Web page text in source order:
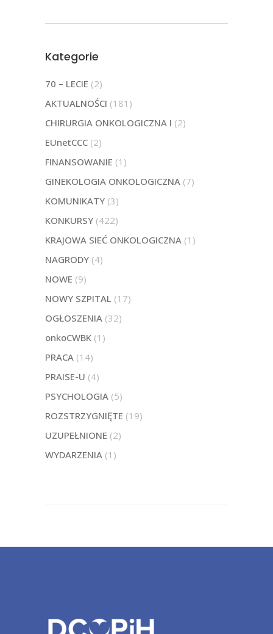
Kategorie
70 – LECIE (2)
AKTUALNOŚCI (181)
CHIRURGIA ONKOLOGICZNA I (2)
EUnetCCC (2)
FINANSOWANIE (1)
GINEKOLOGIA ONKOLOGICZNA (7)
KOMUNIKATY (3)
KONKURSY (422)
KRAJOWA SIEĆ ONKOLOGICZNA (1)
NAGRODY (4)
NOWE (9)
NOWY SZPITAL (17)
OGŁOSZENIA (32)
onkoCWBK (1)
PRACA (14)
PRAISE-U (4)
PSYCHOLOGIA (5)
ROZSTRZYGNIĘTE (19)
UZUPEŁNIONE (2)
WYDARZENIA (1)